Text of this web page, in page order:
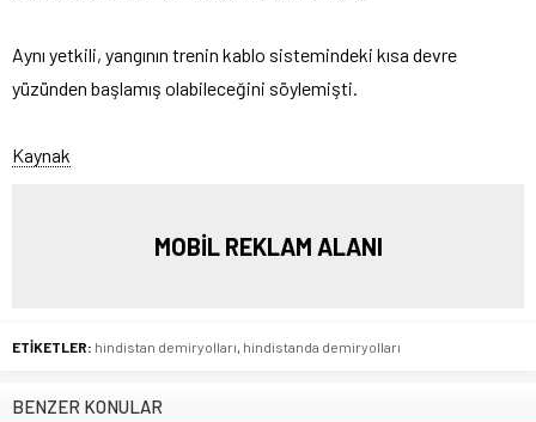
Aynı yetkili, yangının trenin kablo sistemindeki kısa devre
yüzünden başlamış olabileceğini söylemişti.
Kaynak
MOBİL REKLAM ALANI
ETİKETLER: hindistan demiryolları hindistanda demiryolları
BENZER KONULAR